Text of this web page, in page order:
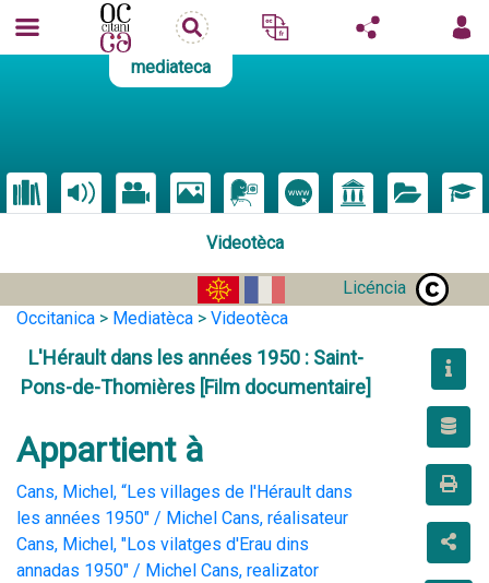
mediateca
Videotèca
Licéncia
Occitanica > Mediatèca > Videotèca
L'Hérault dans les années 1950 : Saint-
Pons-de-Thomières [Film documentaire]
Appartient à
Cans, Michel, “Les villages de l'Hérault dans
les années 1950" / Michel Cans, réalisateur
Cans, Michel, "Los vilatges d'Erau dins
annadas 1950" / Michel Cans, realizator